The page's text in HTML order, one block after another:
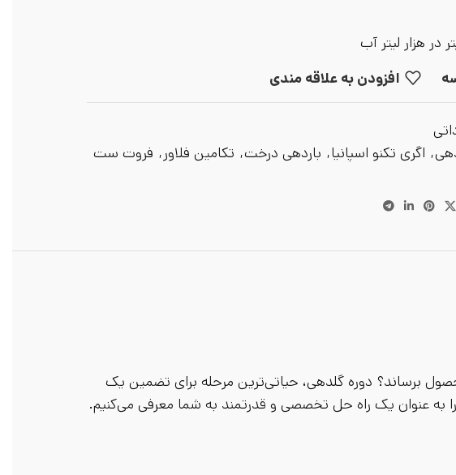
افزودن به علاقه مندی
, اگری تکنو اسپانیا, باردهی درخت, تکامین فلاور, فروت ست
برساند؟ دوره گلدهی، حیاتی‌ترین مرحله برای تضمین یک
را به عنوان یک راه حل تخصصی و قدرتمند به شما معرفی می‌کنیم.